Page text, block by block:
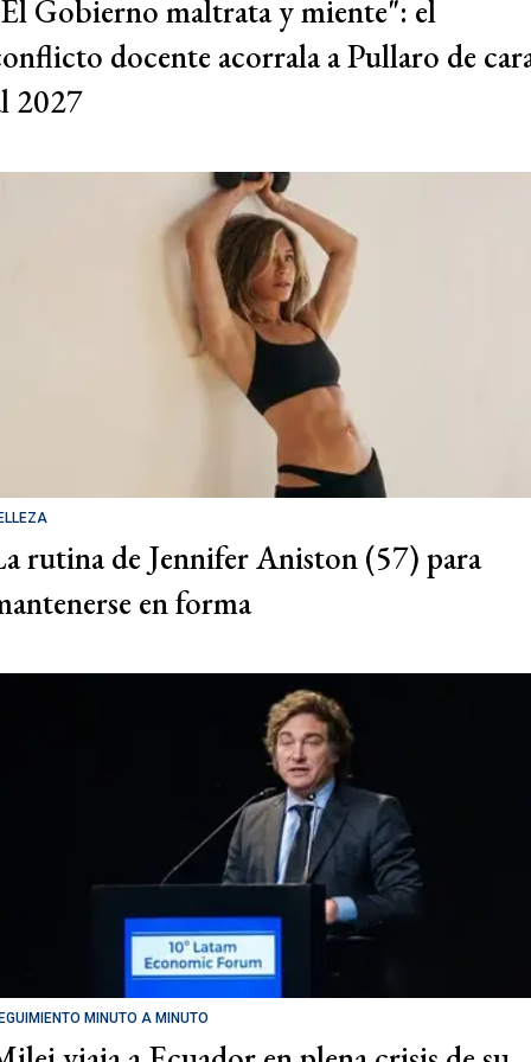
Gobierno maltrata y miente": el
docente acorrala a Pullaro de
2027
rutina de Jennifer Aniston (57) para
en forma
MINUTO A MINUTO